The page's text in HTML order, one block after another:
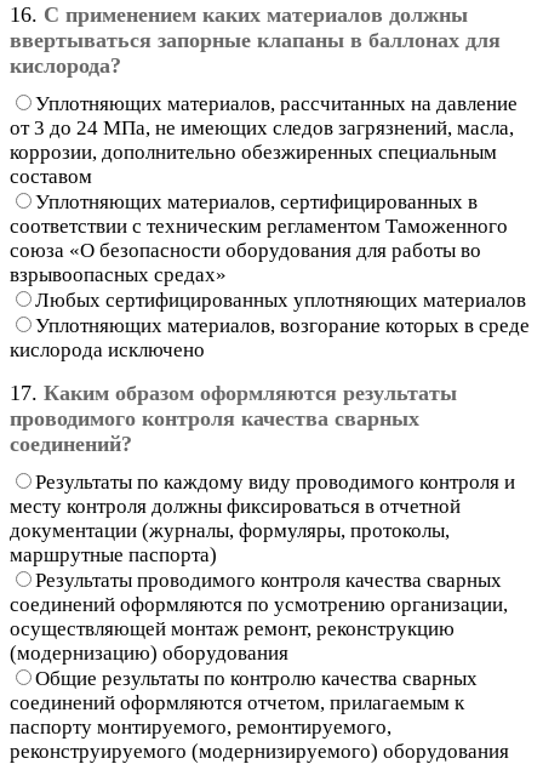
16. С применением каких материалов должны
ввертываться запорные клапаны в баллонах для
кислорода?
Уплотняющих материалов, рассчитанных на давление
от 3 до 24 МПа, не имеющих следов загрязнений, масла,
коррозии, дополнительно обезжиренных специальным
составом
Уплотняющих материалов, сертифицированных в
соответствии с техническим регламентом Таможенного
союза «О безопасности оборудования для работы во
взрывоопасных средах»
Любых сертифицированных уплотняющих материалов
Уплотняющих материалов, возгорание которых в среде
кислорода исключено
17. Каким образом оформляются результаты
проводимого контроля качества сварных
соединений?
Результаты по каждому виду проводимого контроля и
месту контроля должны фиксироваться в отчетной
документации (журналы, формуляры, протоколы,
маршрутные паспорта)
Результаты проводимого контроля качества сварных
соединений оформляются по усмотрению организации,
осуществляющей монтаж ремонт, реконструкцию
(модернизацию) оборудования
Общие результаты по контролю качества сварных
соединений оформляются отчетом, прилагаемым к
паспорту монтируемого, ремонтируемого,
реконструируемого (модернизируемого) оборудования